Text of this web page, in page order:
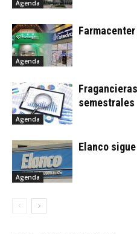
Agenda
Agenda
Agenda
semestrales
Agenda
Elanco